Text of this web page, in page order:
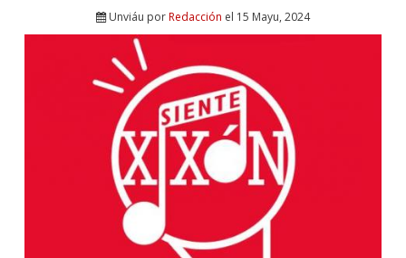
Unviáu porRedacción el 15 Mayu, 2024